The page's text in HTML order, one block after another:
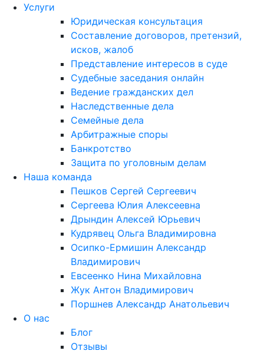
Услуги
Юридическая консультация
Составление договоров, претензий,
исков, жалоб
Представление интересов в суде
Судебные заседания онлайн
Ведение гражданских дел
Наследственные дела
Семейные дела
Арбитражные споры
Банкротство
Защита по уголовным делам
Наша команда
Пешков Сергей Сергеевич
Сергеева Юлия Алексеевна
Дрындин Алексей Юрьевич
Кудрявец Ольга Владимировна
Осипко-Ермишин Александр
Владимирович
Евсеенко Нина Михайловна
Жук Антон Владимирович
Поршнев Александр Анатольевич
О нас
Блог
Отзывы